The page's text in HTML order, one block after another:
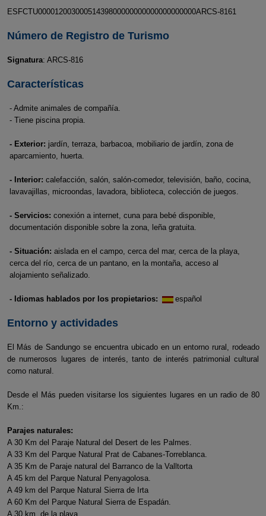
ESFCTU00001200300051439800000000000000000000ARCS-8161
Número de Registro de Turismo
Signatura: ARCS-816
Características
- Admite animales de compañía.
- Tiene piscina propia.
- Exterior: jardín, terraza, barbacoa, mobiliario de jardín, zona de
aparcamiento, huerta.
- Interior: calefacción, salón, salón-comedor, televisión, baño, cocina,
lavavajillas, microondas, lavadora, biblioteca, colección de juegos.
- Servicios: conexión a internet, cuna para bebé disponible,
documentación disponible sobre la zona, leña gratuita.
- Situación: aislada en el campo, cerca del mar, cerca de la playa,
cerca del río, cerca de un pantano, en la montaña, acceso al
alojamiento señalizado.
- Idiomas hablados por los propietarios: español
Entorno y actividades
El Más de Sandungo se encuentra ubicado en un entorno rural, rodeado
de numerosos lugares de interés, tanto de interés patrimonial cultural
como natural.
Desde el Más pueden visitarse los siguientes lugares en un radio de 80
Km.:
Parajes naturales:
A 30 Km del Paraje Natural del Desert de les Palmes.
A 33 Km del Parque Natural Prat de Cabanes-Torreblanca.
A 35 Km de Paraje natural del Barranco de la Valltorta
A 45 km del Parque Natural Penyagolosa.
A 49 km del Parque Natural Sierra de Irta
A 60 Km del Parque Natural Sierra de Espadán.
A 30 km. de la playa.